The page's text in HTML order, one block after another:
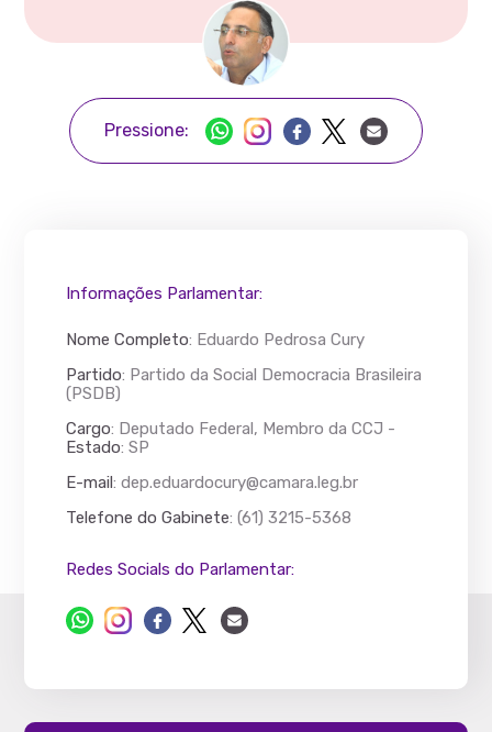
Pressione:
Informações Parlamentar:
Nome Completo: Eduardo Pedrosa Cury
Partido: Partido da Social Democracia Brasileira
(PSDB)
Cargo: Deputado Federal, Membro da CCJ -
Estado: SP
E-mail:dep.eduardocury@camara.leg.br
Telefone do Gabinete: (61) 3215-5368
Redes Socials do Parlamentar: